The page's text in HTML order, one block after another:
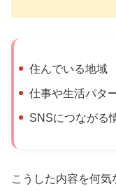
住んでいる地域
仕事や生活パタ
SNSにつながる
こうした内容を何